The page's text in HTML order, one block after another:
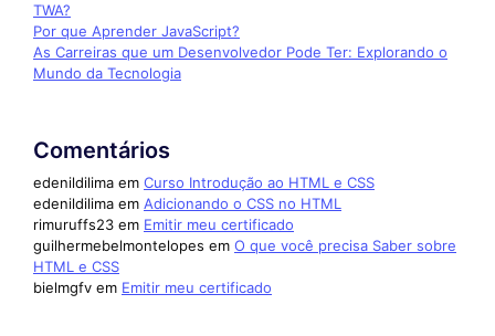
TWA?
Por que Aprender JavaScript?
As Carreiras que um Desenvolvedor Pode Ter: Explorando o
Mundo da Tecnologia
Comentários
edenildilima em Curso Introdução ao HTML e CSS
edenildilima em Adicionando o CSS no HTML
rimuruffs23 em Emitir meu certificado
guilhermebelmontelopes em O que você precisa Saber sobre
HTML e CSS
bielmgfv em Emitir meu certificado